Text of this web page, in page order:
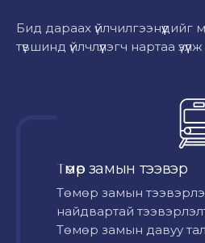
Бид дараах
түвшинд үйлчлүүлэгч нартаа
Төмөр замын тээвэр
Төмөр замын
найдвартай
Төмөр замын давуу